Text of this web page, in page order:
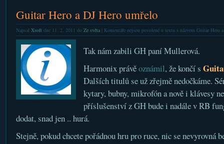
Guitar Hero a DJ Hero umřelo
Napsal Xsoftdne 11. 2. 2011 do Ze světa| Komentáře nejsou povolenéu textu s názvem Guitar Hero
Tak nám zabili GH paní Mullerová.
Harmonix právěoznámil, že končí s
Dalších titulů se už zřejmě nedočkáme.
kytary, bubny, mikrofón a nově i klávesy
příslušenství z GH bude i nadále v RB
dodat, snad jen .. hurá.
Stejně, pokud chcete pořádnou hru pro ruce, nic se nevyrovná